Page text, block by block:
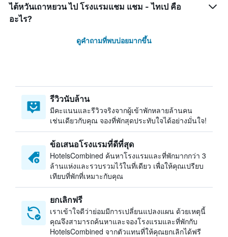
ไต้หวันเถาหยวน ไป โรงแรมแชม แชม - ไทเป คือ
อะไร?
ดูคำถามที่พบบ่อยมากขึ้น
รีวิวนับล้าน
มีคะแนนและรีวิวจริงจากผู้เข้าพักหลายล้านคน
เช่นเดียวกับคุณ จองที่พักสุดประทับใจได้อย่างมั่นใจ!
ข้อเสนอโรงแรมที่ดีที่สุด
HotelsCombined ค้นหาโรงแรมและที่พักมากกว่า 3
ล้านแห่งและรวบรวมไว้ในที่เดียว เพื่อให้คุณเปรียบ
เทียบที่พักที่เหมาะกับคุณ
ยกเลิกฟรี
เราเข้าใจดีว่าย่อมมีการเปลี่ยนแปลงแผน ด้วยเหตุนี้
คุณจึงสามารถค้นหาและจองโรงแรมและที่พักกับ
HotelsCombined จากตัวแทนที่ให้คุณยกเลิกได้ฟรี